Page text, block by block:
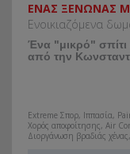
ΈΝΑΣ ΞΕΝΏΝΑΣ
Ενοικιαζόμενα
Ένα "μικρό" σπίτι
από την
Extreme Σπορ, Ιππασία,
Χορός αποφοίτησης, Air
Διοργάνωση βραδιάς